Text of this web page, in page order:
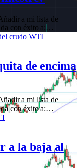
a mi lista de
con éxito a:…
crudo WTI
de encima
a mi lista de
con éxito a:…
a la baja al